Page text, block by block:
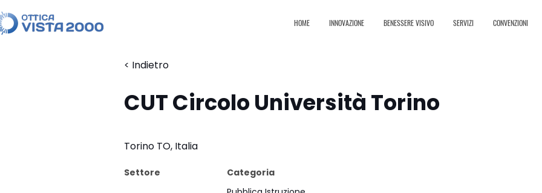
HOME INNOVAZIONE BENESSERE VISIVO SERVIZI CONVENZIONI
< Indietro
CUT Circolo Università Torino
Torino TO, Italia
Settore
Categoria